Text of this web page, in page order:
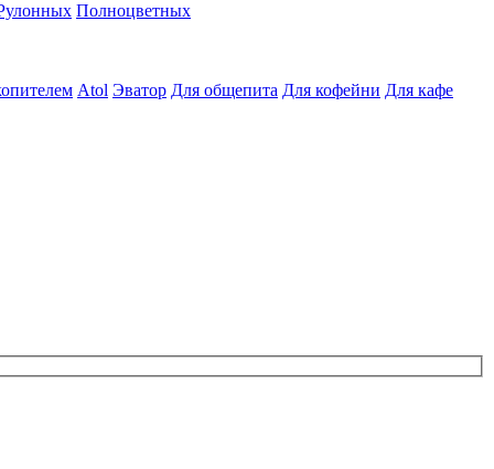
Полноцветных
Atol Эватор Для общепита Для кофейни Для кафе